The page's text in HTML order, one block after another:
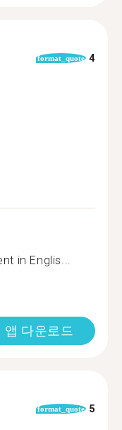
format_quote 4
in Englis...
앱 다운로드
format_quote 5